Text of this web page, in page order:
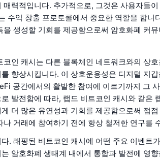
매력적입니다. 추가적으로, 그것은 사용자들
수익 창출 프로토콜에서 중요한 역할을 합니
을 생성할 기회를 제공함으로써 암호화폐 커
코인 캐시는 다른 블록체인 네트워크와의 상
향상시킵니다. 이 상호운용성은 디지털 지
공간에서의 활발한 참여에 이르기까지 그
발전함에 따라, 랩드 비트코인 캐시와 같은
더 많은 유연성과 기회를 제공함으로써 점
나 거래에 참여하기 전에 항상 철저한 연구를
. 래핑된 비트코인 캐시에 어떤 주요 이벤트
암호화폐 생태계 내에서 통합과 발전에 영